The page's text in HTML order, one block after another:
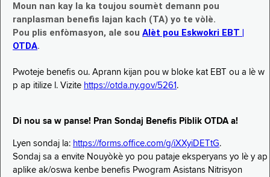
Moun nan kay la ka toujou soumèt demann pou
ranplasman benefis lajan kach (TA) yo te vòlè.
Pou plis enfòmasyon, ale sou Alèt pou Eskwokri EBT |
OTDA.
Pwoteje benefis ou. Aprann kijan pou w bloke kat EBT ou a lè w
p ap itilize l. Vizite https://otda.ny.gov/5261 .
Di nou sa w panse! Pran Sondaj Benefis Piblik OTDA a!
Lyen sondaj la: https://forms.office.com/g/iXXyiDETtG.
Sondaj sa a envite Nouyòkè yo pou pataje eksperyans yo lè y ap
aplike ak/oswa kenbe benefis Pwogram Asistans Nitrisyon